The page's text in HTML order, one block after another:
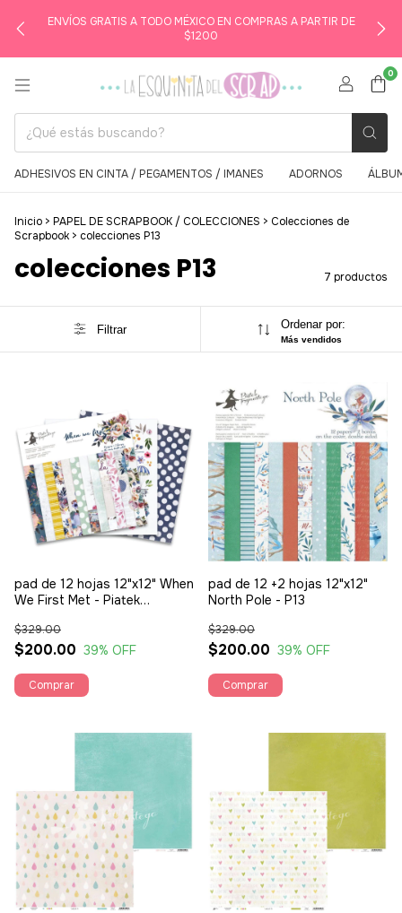
ENVÍOS GRATIS A TODO MÉXICO EN COMPRAS A PARTIR DE
$1200
0
ADHESIVOS EN CINTA / PEGAMENTOS / IMANES ADORNOS
Inicio > PAPEL DE SCRAPBOOK / COLECCIONES > Colecciones de
Scrapbook > colecciones P13
colecciones P13 7 productos
Filtrar Ordenar por:
Más vendidos
pad de 12 hojas 12"x12" When
We First Met - Piatek
$200.00
$329.00
39% OFF
pad de 12 +2 hojas 12"x12"
North Pole - P13
$200.00
$329.00
39% OFF